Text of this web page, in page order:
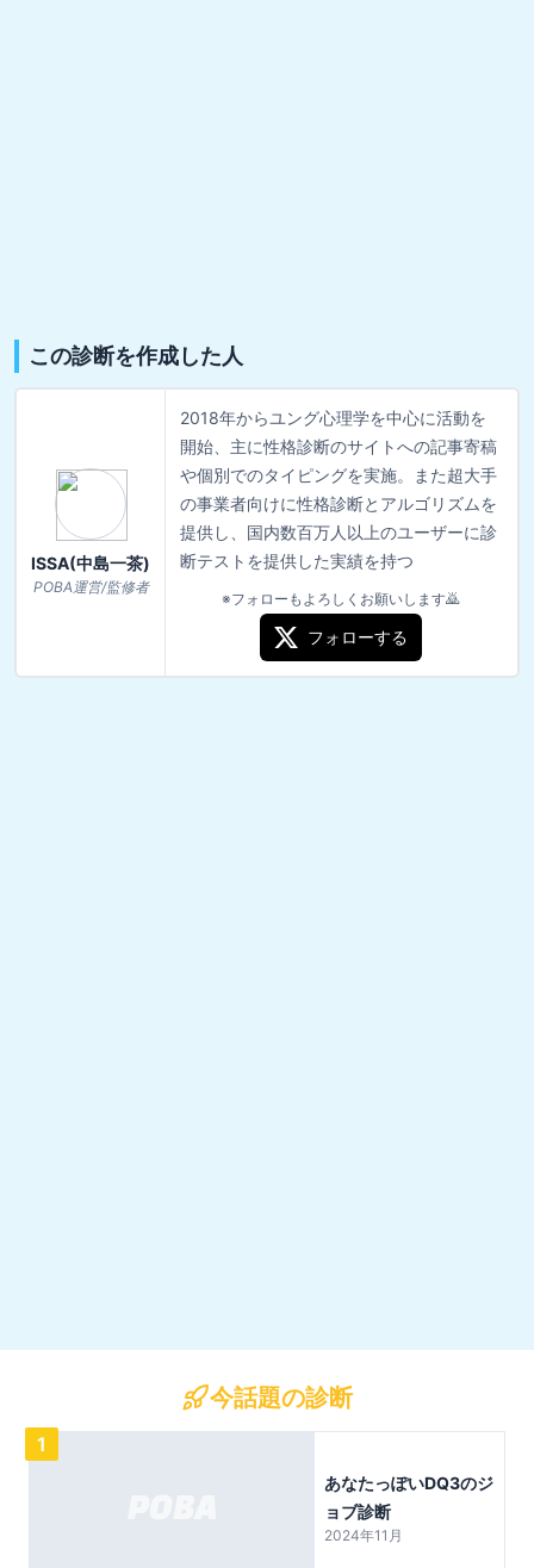
この診断を作成した人
ISSA(中島一茶)
POBA運営/監修者
2018年からユング心理学を中心に活動を
開始、主に性格診断のサイトへの記事寄稿
や個別でのタイピングを実施。また超大手
の事業者向けに性格診断とアルゴリズムを
提供し、国内数百万人以上のユーザーに診
断テストを提供した実績を持つ
※フォローもよろしくお願いします🙇
フォローする
今話題の診断
1
あなたっぽいDQ3のジ
ョブ診断
2024年11月